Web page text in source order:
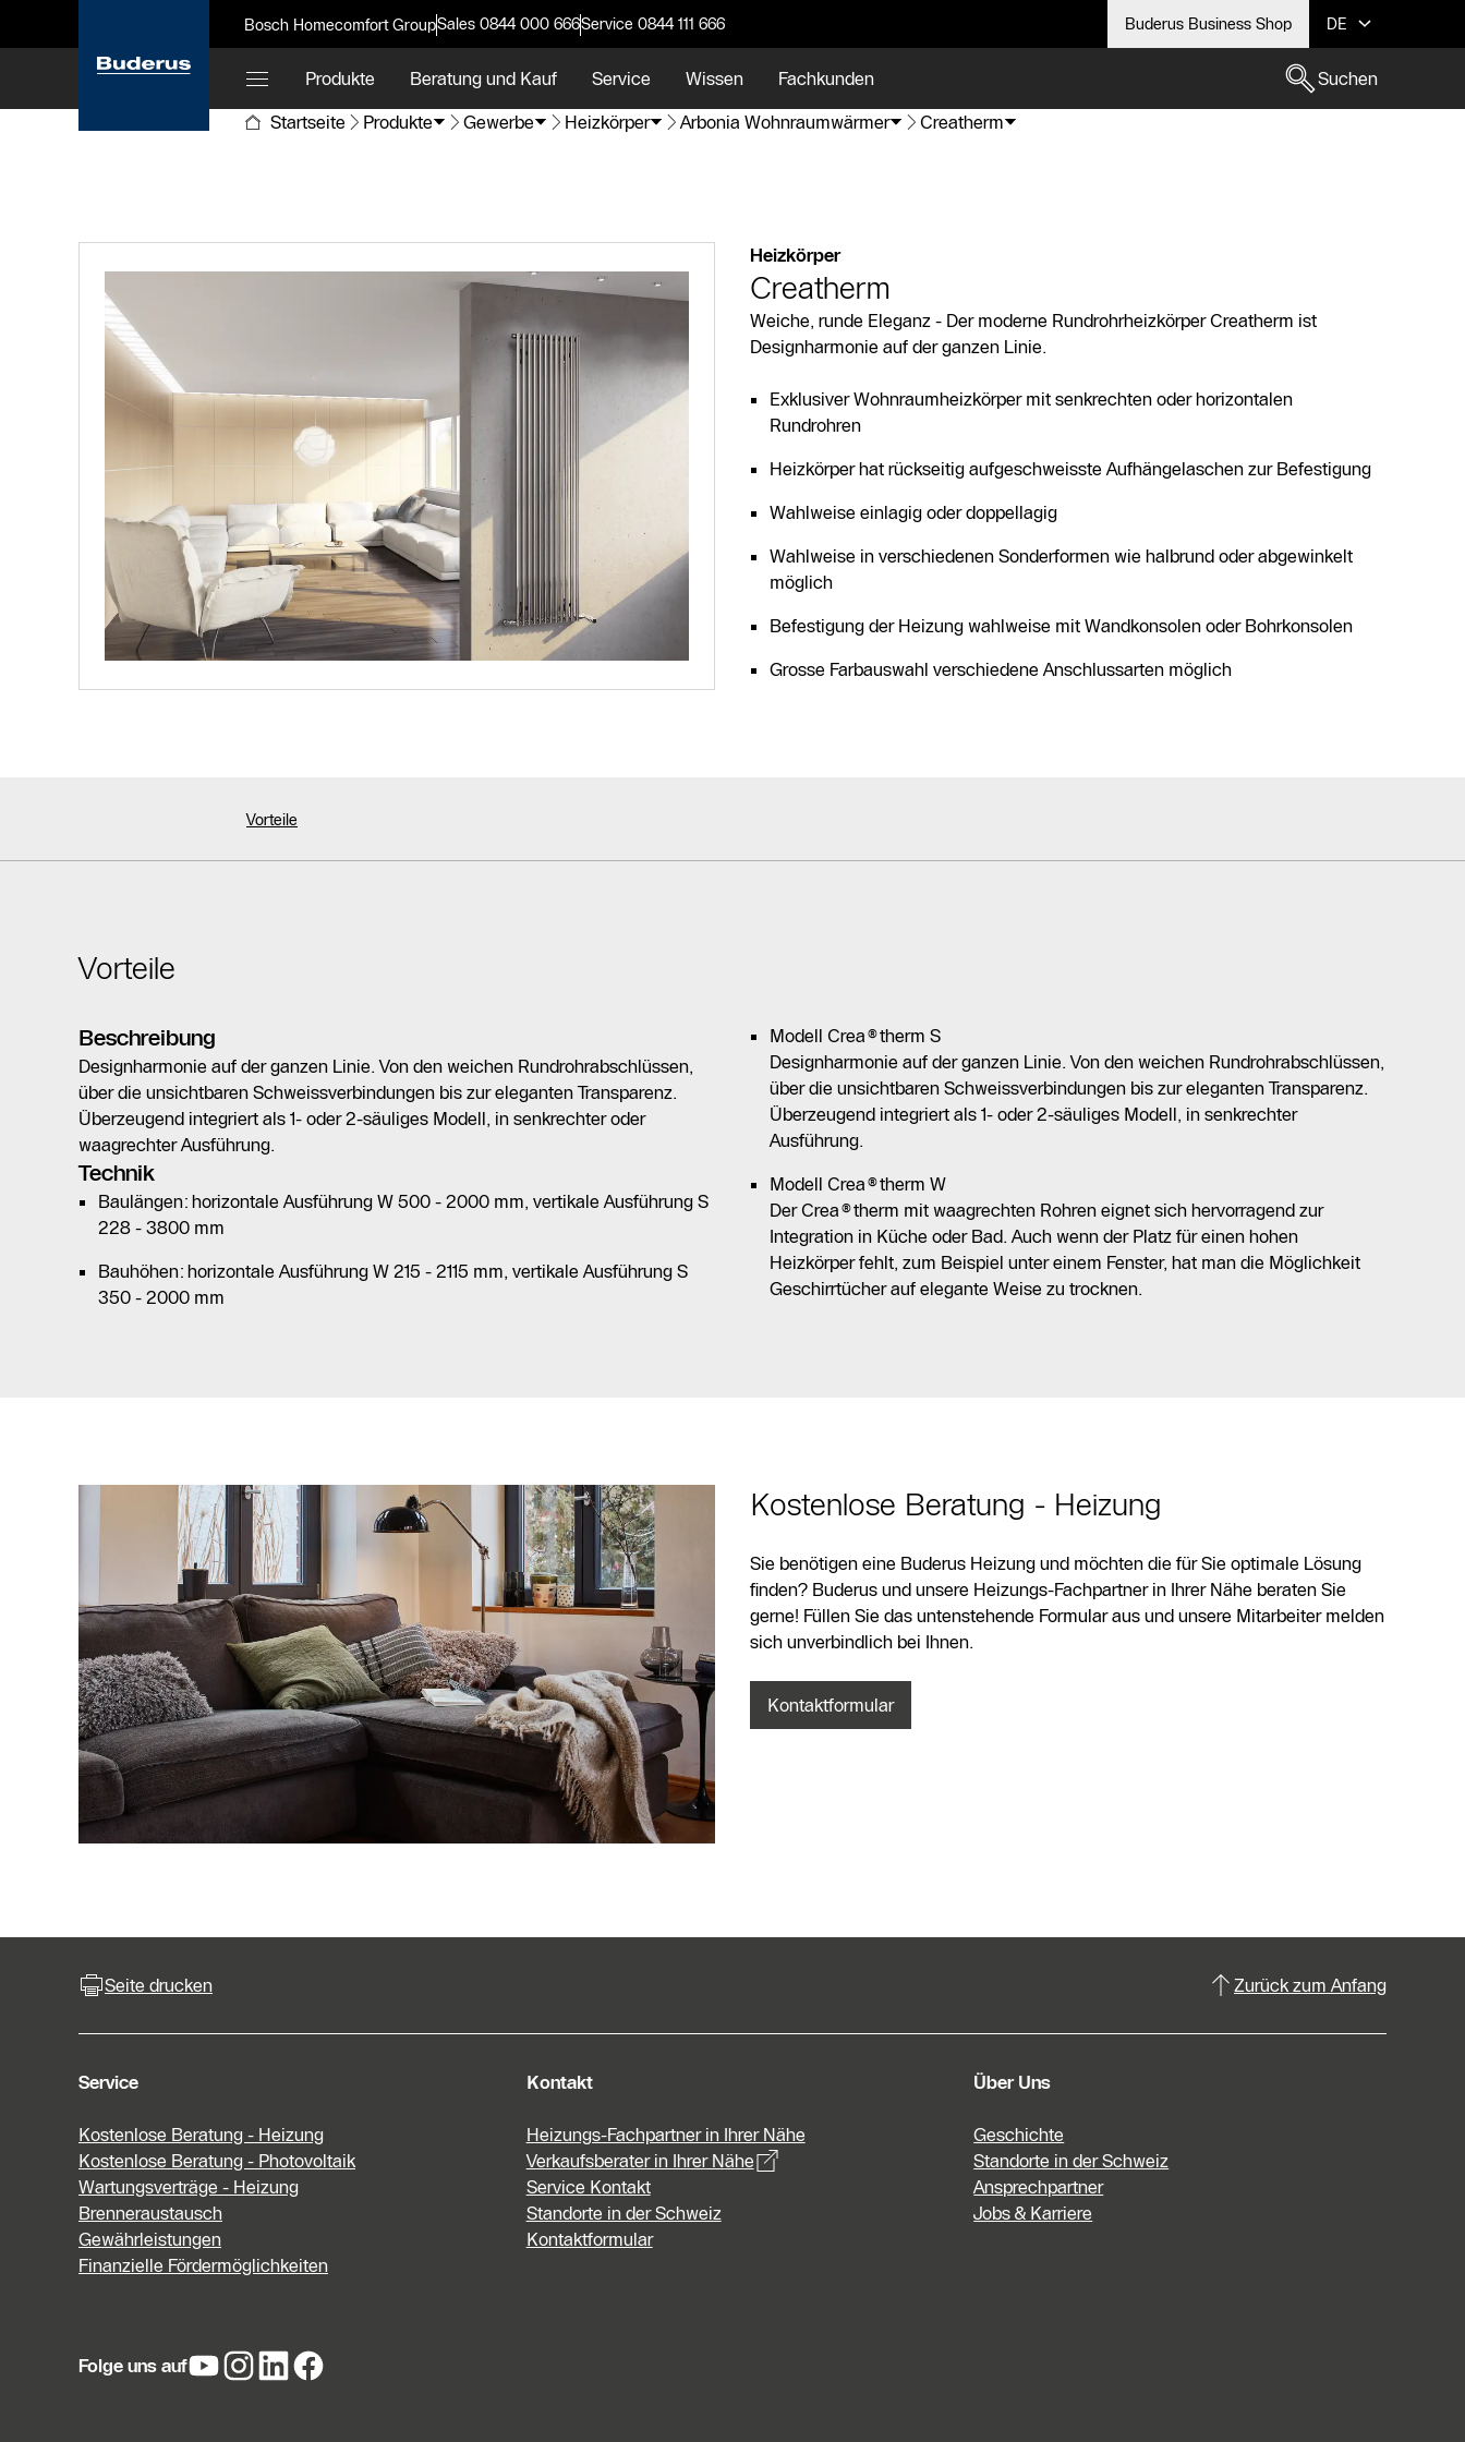
Bosch Homecomfort GroupSales 0844 000 666Service 0844 111 666 Buderus Business Shop DE
Produkte Beratung und Kauf Service Wissen Fachkunden
Suchen
Startseite
Produkte Gewerbe Heizkörper Arbonia Wohnraumwärmer Creatherm
Heizkörper
Creatherm
Weiche, runde Eleganz - Der moderne Rundrohrheizkörper Creatherm ist
Designharmonie auf der ganzen Linie.
Exklusiver Wohnraumheizkörper mit senkrechten oder horizontalen
Rundrohren
Heizkörper hat rückseitig aufgeschweisste Aufhängelaschen zur Befestigung
Wahlweise einlagig oder doppellagig
Wahlweise in verschiedenen Sonderformen wie halbrund oder abgewinkelt
möglich
Befestigung der Heizung wahlweise mit Wandkonsolen oder Bohrkonsolen
Grosse Farbauswahl verschiedene Anschlussarten möglich
Vorteile
Vorteile
Beschreibung
Designharmonie auf der ganzen Linie. Von den weichen Rundrohrabschlüssen,
über die unsichtbaren Schweissverbindungen bis zur eleganten Transparenz.
Überzeugend integriert als 1- oder 2-säuliges Modell, in senkrechter oder
waagrechter Ausführung.
Technik
Baulängen: horizontale Ausführung W 500 - 2000 mm, vertikale Ausführung S
228 - 3800 mm
Bauhöhen: horizontale Ausführung W 215 - 2115 mm, vertikale Ausführung S
350 - 2000 mm
Modell Crea®therm S
Designharmonie auf der ganzen Linie. Von den weichen Rundrohrabschlüssen,
über die unsichtbaren Schweissverbindungen bis zur eleganten Transparenz.
Überzeugend integriert als 1- oder 2-säuliges Modell, in senkrechter
Ausführung.
Modell Crea®therm W
Der Crea®therm mit waagrechten Rohren eignet sich hervorragend zur
Integration in Küche oder Bad. Auch wenn der Platz für einen hohen
Heizkörper fehlt, zum Beispiel unter einem Fenster, hat man die Möglichkeit
Geschirrtücher auf elegante Weise zu trocknen.
Kostenlose Beratung - Heizung
Sie benötigen eine Buderus Heizung und möchten die für Sie optimale Lösung
finden? Buderus und unsere Heizungs-Fachpartner in Ihrer Nähe beraten Sie
gerne! Füllen Sie das untenstehende Formular aus und unsere Mitarbeiter melden
sich unverbindlich bei Ihnen.
Kontaktformular
Kostenloses
anfordern
Kontakt Service
Fachpartner
Suche
Seite drucken Zurück zum Anfang
Service
Kostenlose Beratung - Heizung
Kostenlose Beratung - Photovoltaik
Wartungsverträge - Heizung
Brenneraustausch
Gewährleistungen
Finanzielle Fördermöglichkeiten
Kontakt
Heizungs-Fachpartner in Ihrer Nähe
Verkaufsberater in Ihrer Nähe
Service Kontakt
Standorte in der Schweiz
Kontaktformular
Über Uns
Geschichte
Standorte in der Schweiz
Ansprechpartner
Jobs & Karriere
Folge uns auf